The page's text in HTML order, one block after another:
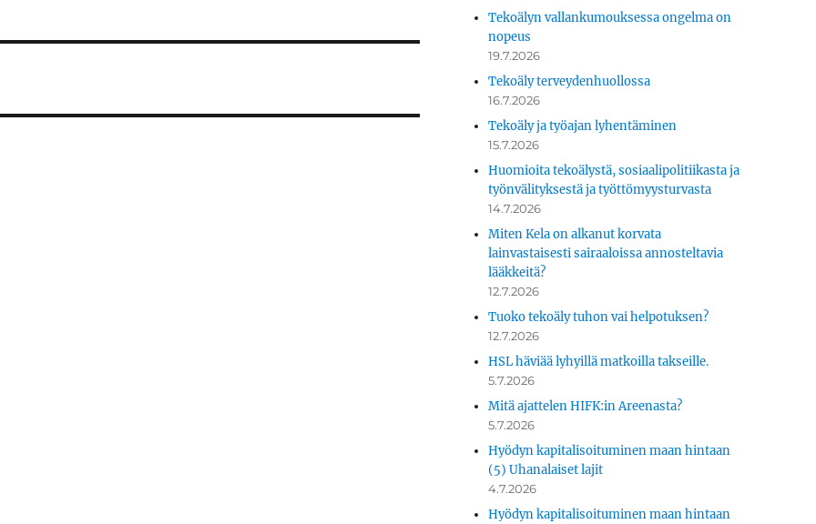
Tekoälyn vallankumouksessa ongelma on
nopeus
19.7.2026
Tekoäly terveydenhuollossa
16.7.2026
Tekoäly ja työajan lyhentäminen
15.7.2026
Huomioita tekoälystä, sosiaalipolitiikasta ja
työnvälityksestä ja työttömyysturvasta
14.7.2026
Miten Kela on alkanut korvata
lainvastaisesti sairaaloissa annosteltavia
lääkkeitä?
12.7.2026
Tuoko tekoäly tuhon vai helpotuksen?
12.7.2026
HSL häviää lyhyillä matkoilla takseille.
5.7.2026
Mitä ajattelen HIFK:in Areenasta?
5.7.2026
Hyödyn kapitalisoituminen maan hintaan
(5) Uhanalaiset lajit
4.7.2026
Hyödyn kapitalisoituminen maan hintaan